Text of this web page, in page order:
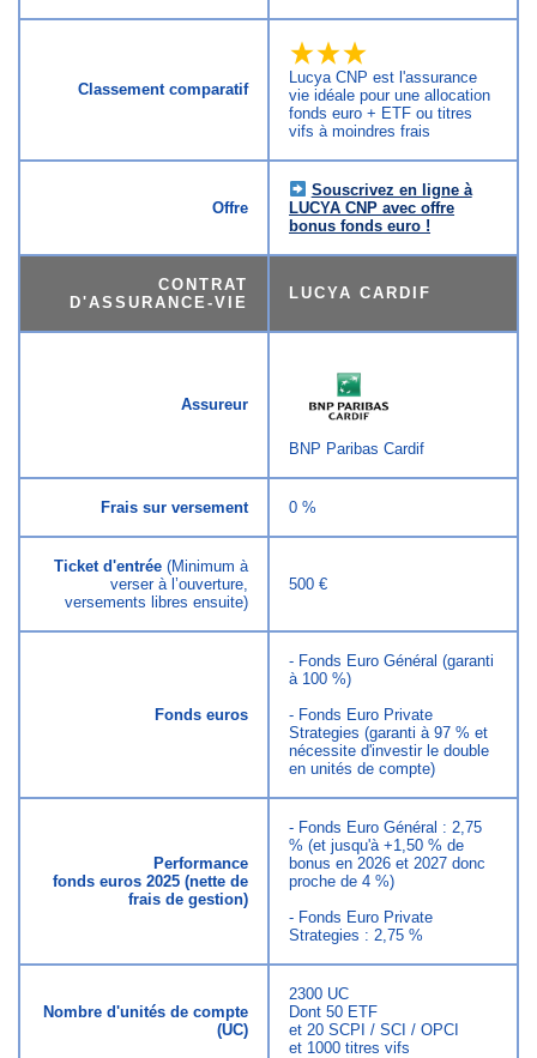
Classement comparatif
Lucya CNP est l'assurance
vie idéale pour une allocation
fonds euro + ETF ou titres
vifs à moindres frais
Offre
Souscrivez en ligne à
LUCYA CNP avec offre
bonus fonds euro !
CONTRAT
D'ASSURANCE-VIE
LUCYA CARDIF
Assureur
BNP Paribas Cardif
Frais sur versement 0 %
Ticket d'entrée(Minimum à
verser à l’ouverture,
versements libres ensuite)
500 €
Fonds euros
- Fonds Euro Général (garanti
à 100 %)
- Fonds Euro Private
Strategies (garanti à 97 % et
nécessite d'investir le double
en unités de compte)
Performance
fonds euros 2025 (nette de
frais de gestion)
- Fonds Euro Général : 2,75
% (et jusqu'à +1,50 % de
bonus en 2026 et 2027 donc
proche de 4 %)
- Fonds Euro Private
Strategies : 2,75 %
Nombre d'unités de compte
(UC)
2300 UC
Dont 50 ETF
et 20 SCPI / SCI / OPCI
et 1000 titres vifs